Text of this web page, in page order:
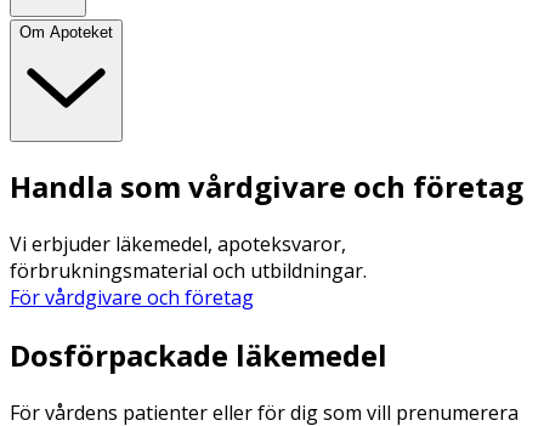
Om Apoteket
Handla som vårdgivare och företag
Vi erbjuder läkemedel, apoteksvaror,
förbrukningsmaterial och utbildningar.
För vårdgivare och företag
Dosförpackade läkemedel
För vårdens patienter eller för dig som vill prenumerera